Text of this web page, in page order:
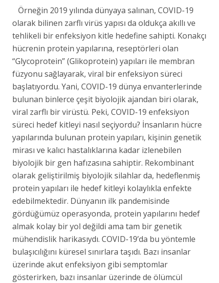
Örneğin 2019 yılında dünyaya salınan, COVID-19
olarak bilinen zarflı virüs yapısı da oldukça akıllı ve
tehlikeli bir enfeksiyon kitle hedefine sahipti. Konakçı
hücrenin protein yapılarına, reseptörleri olan
“Glycoprotein” (Glikoprotein) yapıları ile membran
füzyonu sağlayarak, viral bir enfeksiyon süreci
başlatıyordu. Yani, COVID-19 dünya envanterlerinde
bulunan binlerce çeşit biyolojik ajandan biri olarak,
viral zarflı bir virüstü. Peki, COVID-19 enfeksiyon
süreci hedef kitleyi nasıl seçiyordu? İnsanların hücre
yapılarında bulunan protein yapıları, kişinin genetik
mirası ve kalıcı hastalıklarına kadar izlenebilen
biyolojik bir gen hafızasına sahiptir. Rekombinant
olarak geliştirilmiş biyolojik silahlar da, hedeflenmiş
protein yapıları ile hedef kitleyi kolaylıkla enfekte
edebilmektedir. Dünyanın ilk pandemisinde
gördüğümüz operasyonda, protein yapılarını hedef
almak kolay bir yol değildi ama tam bir genetik
mühendislik harikasıydı. COVID-19’da bu yöntemle
bulaşıcılığını küresel sınırlara taşıdı. Bazı insanlar
üzerinde akut enfeksiyon gibi semptomlar
gösterirken, bazı insanlar üzerinde de ölümcül